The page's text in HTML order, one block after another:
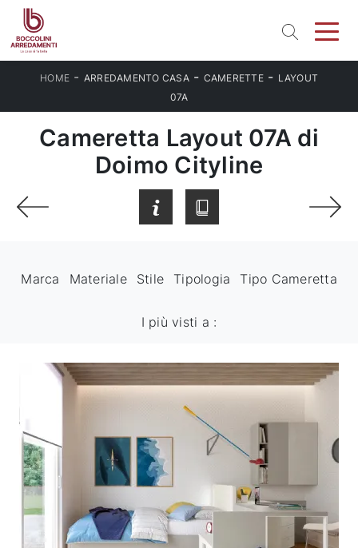
HOME - ARREDAMENTO CASA- CAMERETTE - LAYOUT
07A
Cameretta Layout 07A di
Doimo Cityline
Marca Materiale Stile Tipologia Tipo Cameretta
I più visti a :